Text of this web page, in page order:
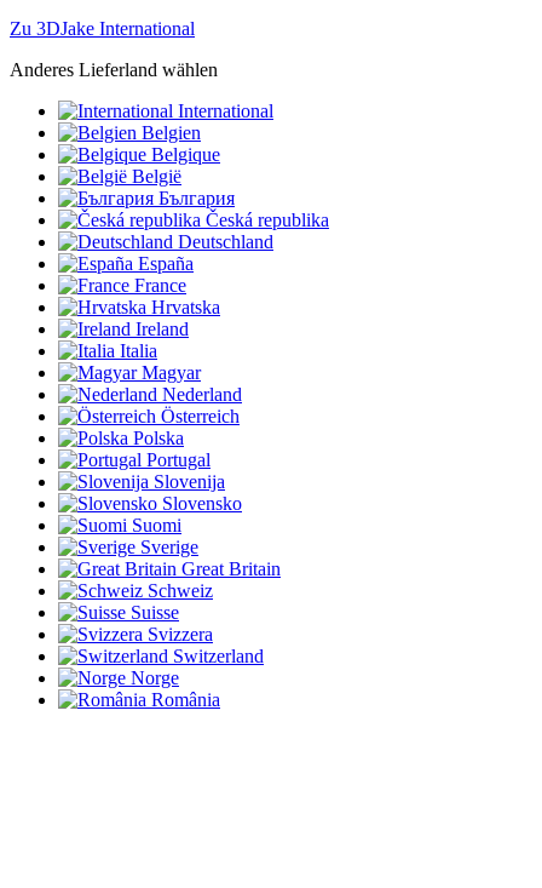
Zu 3DJake International
Anderes Lieferland wählen
International
Belgien
Belgique
België
България
Česká republika
Deutschland
España
France
Hrvatska
Ireland
Italia
Magyar
Nederland
Österreich
Polska
Portugal
Slovenija
Slovensko
Suomi
Sverige
Great Britain
Schweiz
Suisse
Svizzera
Switzerland
Norge
România